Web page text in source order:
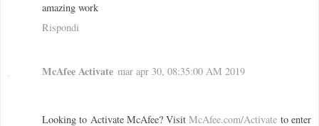
amazing work
Rispondi
McAfee Activate mar apr 30, 08:35:00 AM 2019
Looking to Activate McAfee? VisitMcAfee.com/Activate to enter